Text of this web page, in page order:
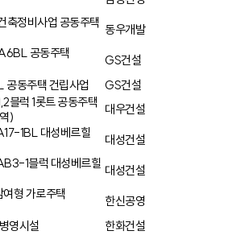
축정비사업 공동주택 동우개발
공동주택
GS건설
공동주택 건립사업
GS건설
블럭 1롯트 공동주택
)
대우건설
1BL 대성베르힐
대성건설
1블럭 대성베르힐 대성건설
형 가로주택
한신공영
영시설
한화건설